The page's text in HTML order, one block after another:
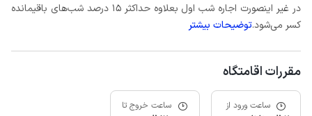
در غیر اینصورت اجاره شب اول بعلاوه حداکثر 15 درصد شب‌های باقیمانده
کسر می‌شود.توضیحات بیشتر
مقررات اقامتگاه
ساعت ورود از ساعت خروج تا